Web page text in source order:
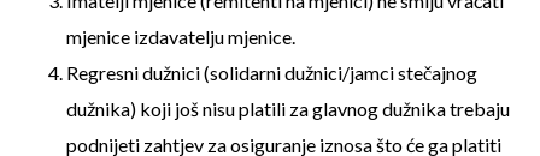
mjenice izdavatelju mjenice.
Regresni dužnici (solidarni dužnici/jamci stečajnog
dužnika) koji još nisu platili za glavnog dužnika trebaju
podnijeti zahtjev za osiguranje iznosa što će ga platiti